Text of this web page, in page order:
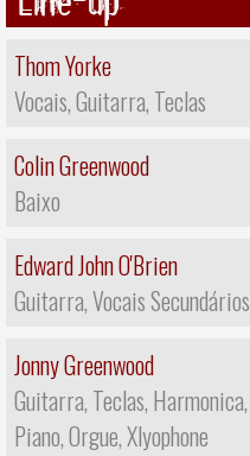
Thom Yorke
Vocais, Guitarra, Teclas
Colin Greenwood
Baixo
Edward John O'Brien
Guitarra, Vocais Secundários
Jonny Greenwood
Guitarra, Teclas, Harmonica,
Piano, Orgue, Xlyophone